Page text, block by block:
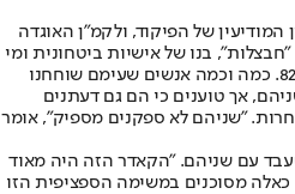
המודיעין של הפיקוד, ולקמ"ן האוגדה
בנו של אישיות ביטחונית ומי
שדחה את אזהרות הנגדת ו' מ־8200. כמה וכמה אנשים שעימם שוחחנו
אך טוענים כי הם גם דעתנים
"שניהם לא ספקנים מספיק", אומר
עם שניהם. "הקאדר הזה היה מאוד
כאלה מסוכנים במשימה הספציפית הזו